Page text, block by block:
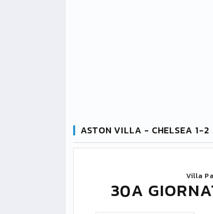
ASTON VILLA - CHELSEA 1-2
Villa
30A